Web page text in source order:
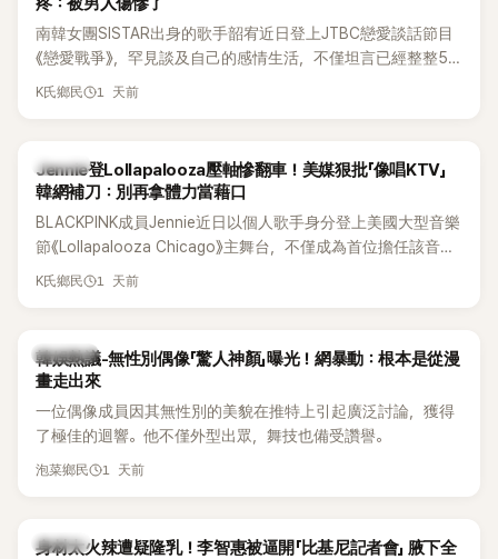
南韓女團SISTAR出身的歌手韶宥近日登上JTBC戀愛談話節目
《戀愛戰爭》，罕見談及自己的感情生活，不僅坦言已經整整5
年沒有談戀愛，更首度透露空窗至今的原因，全與上一段戀情
K氏鄉民 1 天前
K-POP
Jennie登Lollapalooza壓軸慘翻車！美媒狠批「像唱KTV」
韓網補刀：別再拿體力當藉口
BLACKPINK成員Jennie近日以個人歌手身分登上美國大型音樂
節《Lollapalooza Chicago》主舞台，不僅成為首位擔任該音樂
節Headliner（壓軸主秀）的K-POP女SOLO歌手，寫下全新紀
形容整場演出「就像一場豪華KTV」。
K氏鄉民 1 天前
熱議討論
韓娛熱議-無性別偶像「驚人神顏」曝光！網暴動：根本是從漫
畫走出來
一位偶像成員因其無性別的美貌在推特上引起廣泛討論，獲得
了極佳的迴響。他不僅外型出眾，舞技也備受讚譽。
泡菜鄉民 1 天前
K-POP
身材太火辣遭疑隆乳！李智惠被逼開「比基尼記者會」 腋下全